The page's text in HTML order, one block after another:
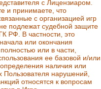
с Лицензиаром.
и принимаете, что
с организацией игр
подлежат судебной защите
РФ. В частности, это
или окончания
или в части,
ее базовой и/или
наличия или
Пользователя нарушений,
относятся к вопросам